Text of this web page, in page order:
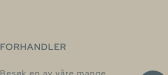
FORHANDLER